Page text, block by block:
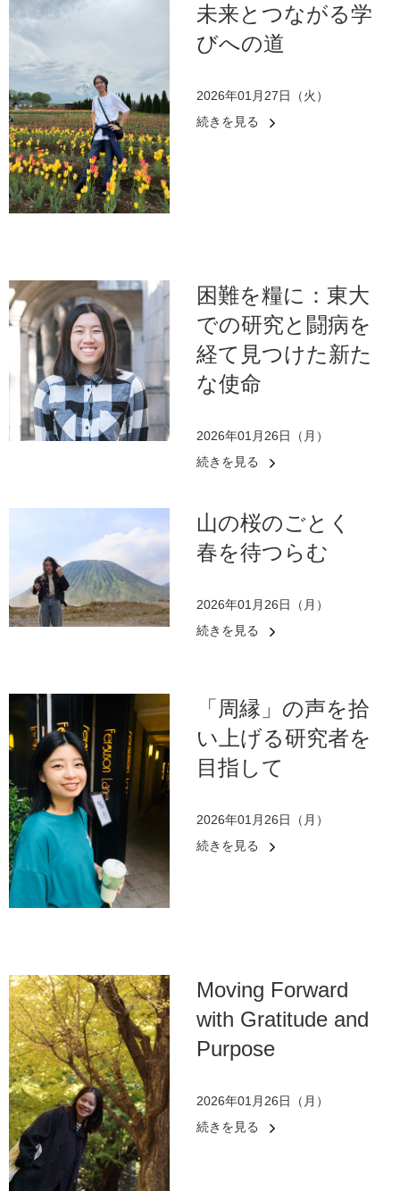
未来とつながる学
びへの道
2026年01月27日（火）
続きを見る
困難を糧に：東大
での研究と闘病を
経て見つけた新た
な使命
2026年01月26日（月）
続きを見る
山の桜のごとく
春を待つらむ
2026年01月26日（月）
続きを見る
「周縁」の声を拾
い上げる研究者を
目指して
2026年01月26日（月）
続きを見る
Moving Forward
with Gratitude and
Purpose
2026年01月26日（月）
続きを見る